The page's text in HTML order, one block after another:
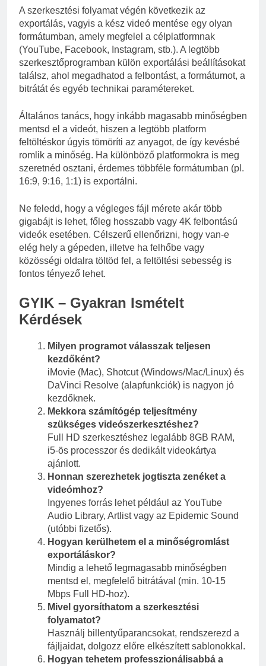
A szerkesztési folyamat végén következik az
exportálás, vagyis a kész videó mentése egy olyan
formátumban, amely megfelel a célplatformnak
(YouTube, Facebook, Instagram, stb.). A legtöbb
szerkesztőprogramban külön exportálási beállításokat
találsz, ahol megadhatod a felbontást, a formátumot, a
bitrátát és egyéb technikai paramétereket.
Általános tanács, hogy inkább magasabb minőségben
mentsd el a videót, hiszen a legtöbb platform
feltöltéskor úgyis tömöríti az anyagot, de így kevésbé
romlik a minőség. Ha különböző platformokra is meg
szeretnéd osztani, érdemes többféle formátumban (pl.
16:9, 9:16, 1:1) is exportálni.
Ne feledd, hogy a végleges fájl mérete akár több
gigabájt is lehet, főleg hosszabb vagy 4K felbontású
videók esetében. Célszerű ellenőrizni, hogy van-e
elég hely a gépeden, illetve ha felhőbe vagy
közösségi oldalra töltöd fel, a feltöltési sebesség is
fontos tényező lehet.
GYIK – Gyakran Ismételt
Kérdések
Milyen programot válasszak teljesen
kezdőként?
iMovie (Mac), Shotcut (Windows/Mac/Linux) és
DaVinci Resolve (alapfunkciók) is nagyon jó
kezdőknek.
Mekkora számítógép teljesítmény
szükséges videószerkesztéshez?
Full HD szerkesztéshez legalább 8GB RAM,
i5-ös processzor és dedikált videokártya
ajánlott.
Honnan szerezhetek jogtiszta zenéket a
videómhoz?
Ingyenes forrás lehet például az YouTube
Audio Library, Artlist vagy az Epidemic Sound
(utóbbi fizetős).
Hogyan kerülhetem el a minőségromlást
exportáláskor?
Mindig a lehető legmagasabb minőségben
mentsd el, megfelelő bitrátával (min. 10-15
Mbps Full HD-hoz).
Mivel gyorsíthatom a szerkesztési
folyamatot?
Használj billentyűparancsokat, rendszerezd a
fájljaidat, dolgozz előre elkészített sablonokkal.
Hogyan tehetem professzionálisabbá a